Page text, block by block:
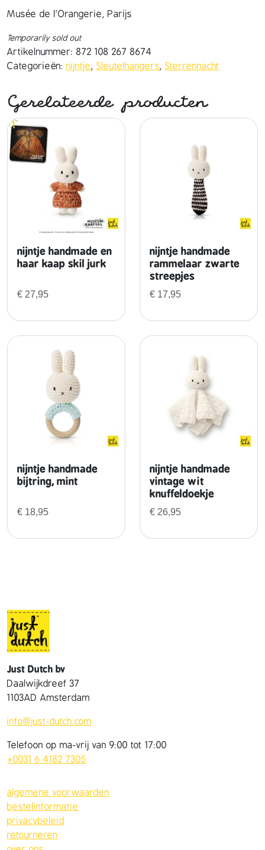
Musée de l’Orangerie, Parijs
Temporarily sold out
Artikelnummer: 872 108 267 8674
Categorieën: nijntje, Sleutelhangers, Sterrennacht
Gerelateerde producten
nijntje handmade en
haar kaap skil jurk
€ 27,95
nijntje handmade
rammelaar zwarte
streepjes
€ 17,95
nijntje handmade
bijtring, mint
€ 18,95
nijntje handmade
vintage wit
knuffeldoekje
€ 26,95
Just Dutch bv
Daalwijkdreef 37
1103AD Amsterdam
info@just-dutch.com
Telefoon op ma-vrij van 9:00 tot 17:00
+0031 6 4182 7305
algemene voorwaarden
bestelinformatie
privacybeleid
retourneren